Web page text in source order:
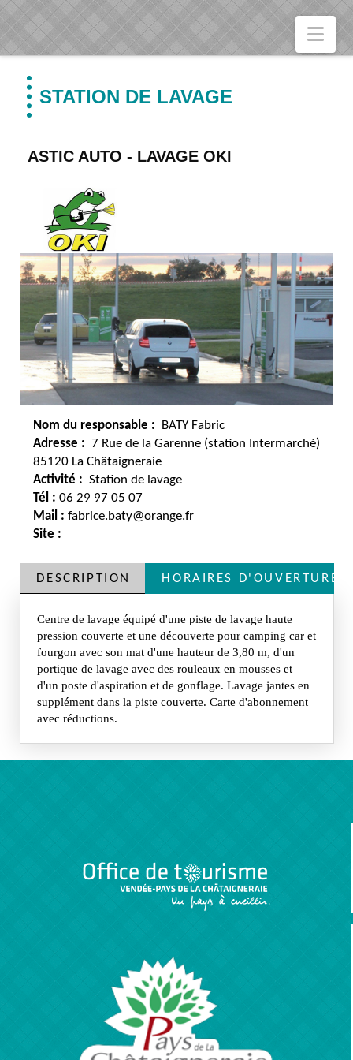
STATION DE LAVAGE
ASTIC AUTO - LAVAGE OKI
Nom du responsable :
BATY Fabric
Adresse : 7 Rue de la Garenne (station Intermarché)
85120 La Châtaigneraie
Activité : Station de lavage
Tél : 06 29 97 05 07
Mail :fabrice.baty@orange.fr
Site :
DESCRIPTION HORAIRES D'OUVERTURE
Centre de lavage équipé d'une piste de lavage haute
pression couverte et une découverte pour camping car et
fourgon avec son mat d'une hauteur de 3,80 m, d'un
portique de lavage avec des rouleaux en mousses et
d'un poste d'aspiration et de gonflage. Lavage jantes en
supplément dans la piste couverte. Carte d'abonnement
avec réductions.